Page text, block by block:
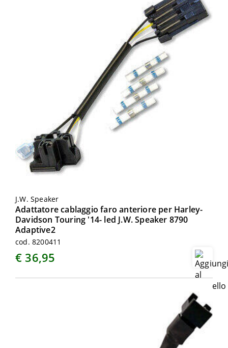
J.W. Speaker
Adattatore cablaggio faro anteriore per Harley-
Davidson Touring '14- led J.W. Speaker 8790
Adaptive2
cod. 8200411
€ 36,95